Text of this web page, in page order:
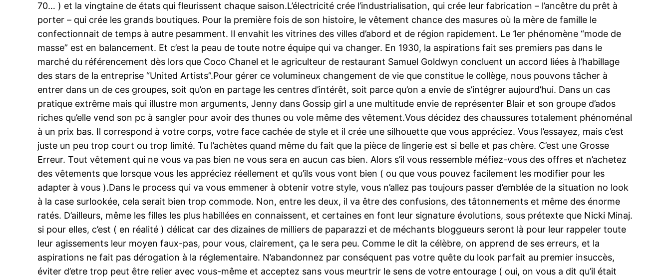
70… ) et la vingtaine de états qui fleurissent chaque saison.L’électricité crée l’industrialisation, qui crée leur fabrication – l’ancêtre du prêt à
porter – qui crée les grands boutiques. Pour la première fois de son histoire, le vêtement chance des masures où la mère de famille le
confectionnait de temps à autre pesamment. Il envahit les vitrines des villes d’abord et de région rapidement. Le 1er phénomène “mode de
masse” est en balancement. Et c’est la peau de toute notre équipe qui va changer. En 1930, la aspirations fait ses premiers pas dans le
marché du référencement dès lors que Coco Chanel et le agriculteur de restaurant Samuel Goldwyn concluent un accord liées à l’habillage
des stars de la entreprise “United Artists”.Pour gérer ce volumineux changement de vie que constitue le collège, nous pouvons tâcher à
entrer dans un de ces groupes, soit qu’on en partage les centres d’intérêt, soit parce qu’on a envie de s’intégrer aujourd’hui. Dans un cas
pratique extrême mais qui illustre mon arguments, Jenny dans Gossip girl a une multitude envie de représenter Blair et son groupe d’ados
riches qu’elle vend son pc à sangler pour avoir des thunes ou vole même des vêtement.Vous décidez des chaussures totalement phénoménal
à un prix bas. Il correspond à votre corps, votre face cachée de style et il crée une silhouette que vous appréciez. Vous l’essayez, mais c’est
juste un peu trop court ou trop limité. Tu l’achètes quand même du fait que la pièce de lingerie est si belle et pas chère. C’est une Grosse
Erreur. Tout vêtement qui ne vous va pas bien ne vous sera en aucun cas bien. Alors s’il vous ressemble méfiez-vous des offres et n’achetez
des vêtements que lorsque vous les appréciez réellement et qu’ils vous vont bien ( ou que vous pouvez facilement les modifier pour les
adapter à vous ).Dans le process qui va vous emmener à obtenir votre style, vous n’allez pas toujours passer d’emblée de la situation no look
à la case surlookée, cela serait bien trop commode. Non, entre les deux, il va être des confusions, des tâtonnements et même des énorme
ratés. D’ailleurs, même les filles les plus habillées en connaissent, et certaines en font leur signature évolutions, sous prétexte que Nicki Minaj.
si pour elles, c’est ( en réalité ) délicat car des dizaines de milliers de paparazzi et de méchants bloggueurs seront là pour leur rappeler toute
leur agissements leur moyen faux-pas, pour vous, clairement, ça le sera peu. Comme le dit la célèbre, on apprend de ses erreurs, et la
aspirations ne fait pas dérogation à la réglementaire. N’abandonnez par conséquent pas votre quête du look parfait au premier insuccès,
éviter d’etre trop peut être relier avec vous-même et acceptez sans vous meurtrir le sens de votre entourage ( oui, on vous a dit qu’il était